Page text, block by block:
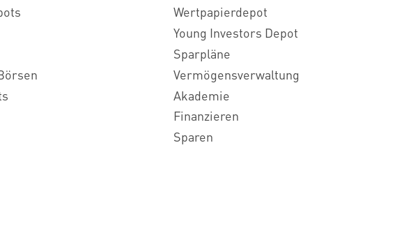
Wertpapierdepot
Young Investors Depot
Sparpläne
Vermögensverwaltung
Akademie
Finanzieren
Sparen